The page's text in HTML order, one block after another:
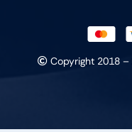
Copyright 2018 –